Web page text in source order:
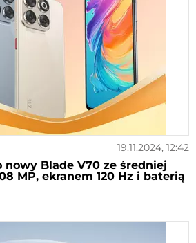
19.11.2024, 12:42
nowy Blade V70 ze średniej
MP, ekranem 120 Hz i baterią